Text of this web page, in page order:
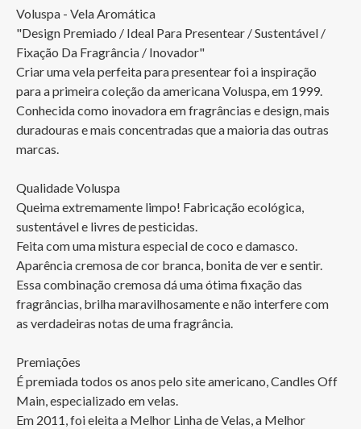
Voluspa - Vela Aromática
"Design Premiado / Ideal Para Presentear / Sustentável /
Fixação Da Fragrância / Inovador"
Criar uma vela perfeita para presentear foi a inspiração
para a primeira coleção da americana Voluspa, em 1999.
Conhecida como inovadora em fragrâncias e design, mais
duradouras e mais concentradas que a maioria das outras
marcas.
Qualidade Voluspa
Queima extremamente limpo! Fabricação ecológica,
sustentável e livres de pesticidas.
Feita com uma mistura especial de coco e damasco.
Aparência cremosa de cor branca, bonita de ver e sentir.
Essa combinação cremosa dá uma ótima fixação das
fragrâncias, brilha maravilhosamente e não interfere com
as verdadeiras notas de uma fragrância.
Premiações
É premiada todos os anos pelo site americano, Candles Off
Main, especializado em velas.
Em 2011, foi eleita a Melhor Linha de Velas, a Melhor